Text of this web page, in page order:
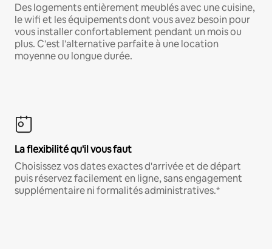
Des logements entièrement meublés avec une cuisine,
le wifi et les équipements dont vous avez besoin pour
vous installer confortablement pendant un mois ou
plus. C'est l'alternative parfaite à une location
moyenne ou longue durée.
La flexibilité qu'il vous faut
Choisissez vos dates exactes d'arrivée et de départ
puis réservez facilement en ligne, sans engagement
supplémentaire ni formalités administratives.*